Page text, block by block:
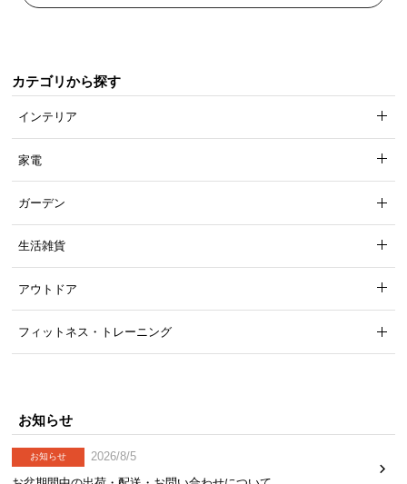
カテゴリから探す
インテリア
家電
ガーデン
生活雑貨
アウトドア
フィットネス・トレーニング
お知らせ
お知らせ
2026/8/5